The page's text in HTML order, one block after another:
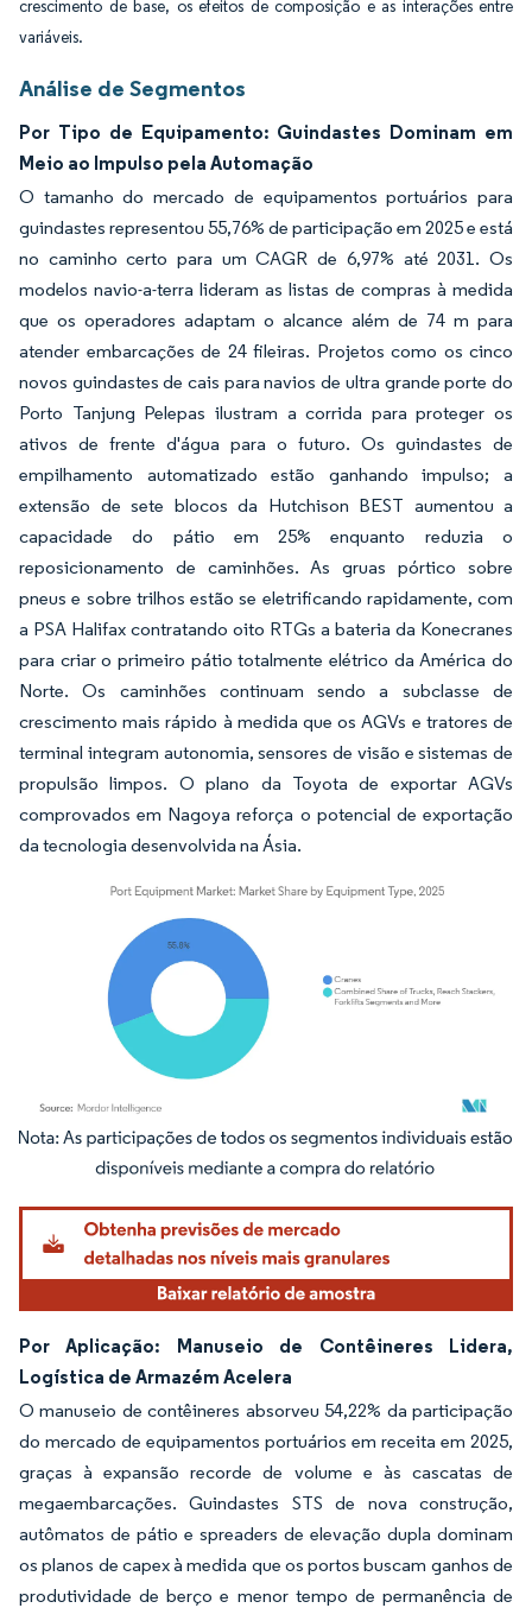
crescimento de base, os efeitos de composição e as interações entre
variáveis.
Análise de Segmentos
Por Tipo de Equipamento: Guindastes Dominam em
Meio ao Impulso pela Automação
O tamanho do mercado de equipamentos portuários para
guindastes representou 55,76% de participação em 2025 e está
no caminho certo para um CAGR de 6,97% até 2031. Os
modelos navio-a-terra lideram as listas de compras à medida
que os operadores adaptam o alcance além de 74 m para
atender embarcações de 24 fileiras. Projetos como os cinco
novos guindastes de cais para navios de ultra grande porte do
Porto Tanjung Pelepas ilustram a corrida para proteger os
ativos de frente d'água para o futuro. Os guindastes de
empilhamento automatizado estão ganhando impulso; a
extensão de sete blocos da Hutchison BEST aumentou a
capacidade do pátio em 25% enquanto reduzia o
reposicionamento de caminhões. As gruas pórtico sobre
pneus e sobre trilhos estão se eletrificando rapidamente, com
a PSA Halifax contratando oito RTGs a bateria da Konecranes
para criar o primeiro pátio totalmente elétrico da América do
Norte. Os caminhões continuam sendo a subclasse de
crescimento mais rápido à medida que os AGVs e tratores de
terminal integram autonomia, sensores de visão e sistemas de
propulsão limpos. O plano da Toyota de exportar AGVs
comprovados em Nagoya reforça o potencial de exportação
da tecnologia desenvolvida na Ásia.
Imagem © Mordor Intelligence. O reuso requer atribuição conforme CC BY 4.0.
Por Aplicação: Manuseio de Contêineres Lidera,
Logística de Armazém Acelera
O manuseio de contêineres absorveu 54,22% da participação
do mercado de equipamentos portuários em receita em 2025,
graças à expansão recorde de volume e às cascatas de
megaembarcações. Guindastes STS de nova construção,
autômatos de pátio e spreaders de elevação dupla dominam
os planos de capex à medida que os portos buscam ganhos de
produtividade de berço e menor tempo de permanência de